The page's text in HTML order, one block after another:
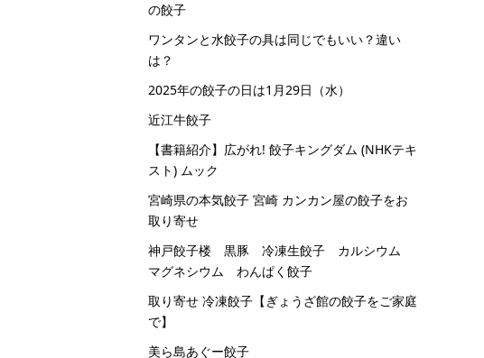
の餃子
ワンタンと水餃子の具は同じでもいい？違い
は？
2025年の餃子の日は1月29日（水）
近江牛餃子
【書籍紹介】広がれ! 餃子キングダム (NHKテキ
スト) ムック
宮崎県の本気餃子 宮崎 カンカン屋の餃子をお
取り寄せ
神戸餃子楼 黒豚 冷凍生餃子 カルシウム
マグネシウム わんぱく餃子
取り寄せ 冷凍餃子【ぎょうざ館の餃子をご家庭
で】
美ら島あぐー餃子